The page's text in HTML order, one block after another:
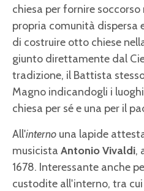
chiesa per fornire
propria comunità dispersa
di costruire otto chiese
giunto direttamente dal
tradizione, il Battista
Magno indicandogli i
chiesa per sé e una per il
All'interno una lapide
musicista Antonio Vivaldi,
1678. Interessante anche
custodite all'interno, tra